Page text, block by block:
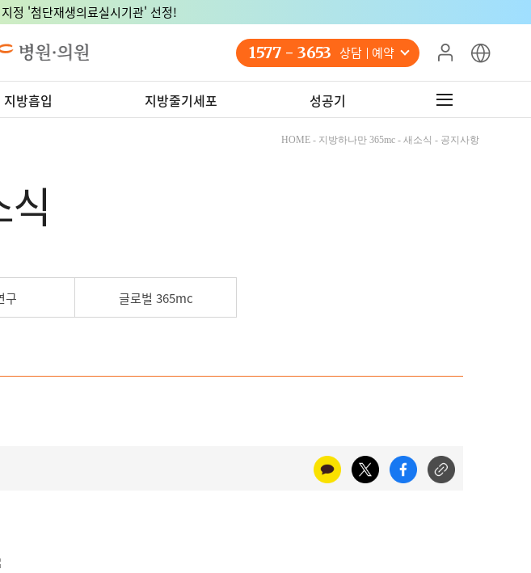
정 '첨단재생의료실시기관' 선정!
1577 - 3653 상담 예약
지방흡입 지방줄기세포 성공기
HOME - 지방하나만 365mc - 새소식 - 공지사항
구 글로벌 365mc